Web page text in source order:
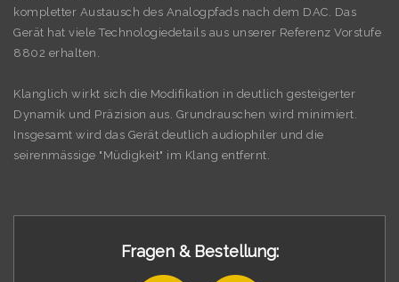
kompletter Austausch des Analogpfads nach dem DAC. Das
Gerät hat viele Technologiedetails aus unserer Referenz Vorstufe
8802 erhalten.
Klanglich wirkt sich die Modifikation in deutlich gesteigerter
Dynamik und Präzision aus. Grundrauschen wird minimiert.
Insgesamt wird das Gerät deutlich audiophiler und die
seirenmässige "Müdigkeit" im Klang entfernt.
Fragen & Bestellung: